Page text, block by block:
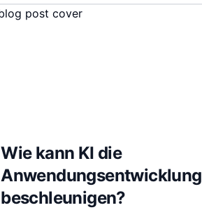
Wie kann KI die
Anwendungsentwicklung
beschleunigen?